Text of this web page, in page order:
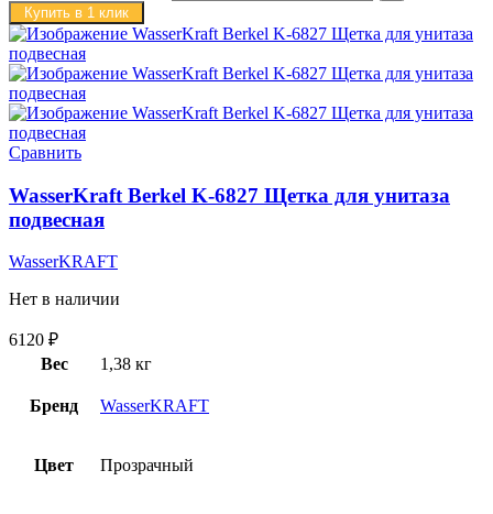
Купить в 1 клик
Сравнить
WasserKraft Berkel K-6827 Щетка для унитаза
подвесная
WasserKRAFT
Нет в наличии
6120 ₽
Вес
1,38 кг
Бренд WasserKRAFT
Цвет Прозрачный